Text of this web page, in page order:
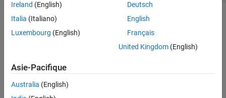
Ireland (English)
Italia (Italiano)
Luxembourg (English)
Deutsch
English
Français
United Kingdom(English)
Asie-Pacifique
Australia (English)